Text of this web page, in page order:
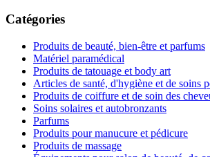
Catégories
Produits de beauté, bien-être et parfums
Matériel paramédical
Produits de tatouage et body art
Articles de santé, d'hygiène et de soins
Produits de coiffure et de soin des
Soins solaires et autobronzants
Parfums
Produits pour manucure et pédicure
Produits de massage